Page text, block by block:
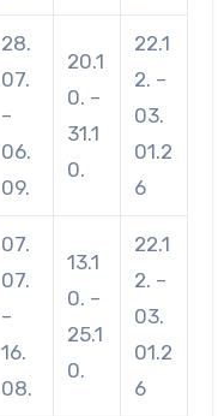
28.
07.
–
06.
09.
20.1
0. –
31.1
0.
22.1
2. –
03.
01.2
6
07.
07.
–
16.
08.
13.1
0. –
25.1
0.
22.1
2. –
03.
01.2
6